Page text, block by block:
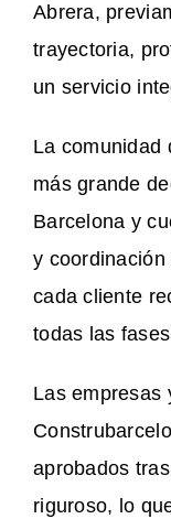
Abrera,
trayectoria,
un servicio
La comunidad
más grande
Barcelona y
y
cada cliente
todas las
Las empresas
aprobados
riguroso, lo